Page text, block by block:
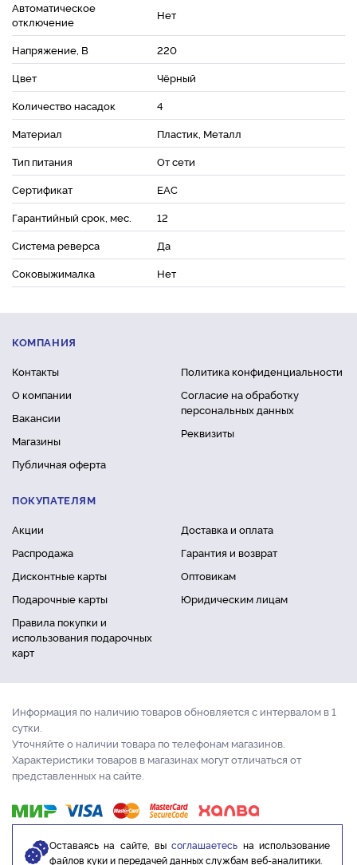
Автоматическое
отключение
Нет
Напряжение, В
220
Цвет
Чёрный
Количество насадок
4
Материал
Пластик, Металл
Тип питания
От сети
Сертификат
ЕАС
Гарантийный срок, мес.
12
Система реверса
Да
Соковыжималка
Нет
КОМПАНИЯ
Контакты
О компании
Вакансии
Магазины
Публичная оферта
Политика конфиденциальности
Согласие на обработку
персональных данных
Реквизиты
ПОКУПАТЕЛЯМ
Акции
Распродажа
Дисконтные карты
Подарочные карты
Правила покупки и
использования подарочных
карт
Доставка и оплата
Гарантия и возврат
Оптовикам
Юридическим лицам
Информация по наличию товаров обновляется с интервалом в 1
сутки.
Уточняйте о наличии товара по телефонам магазинов.
Характеристики товаров в магазинах могут отличаться от
представленных на сайте.
Оставаясь на сайте, высоглашаетесь на использование
файлов куки и передачей данных службам веб-аналитики.